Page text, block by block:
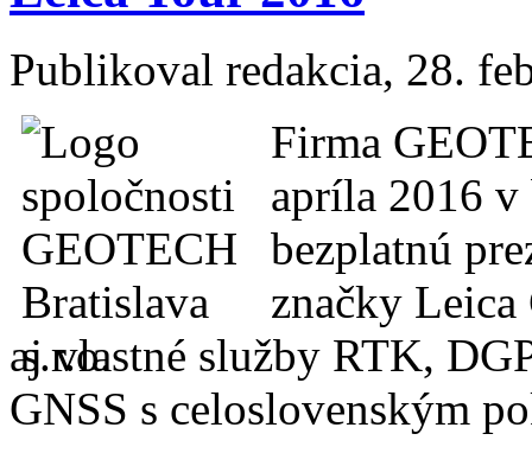
Publikoval redakcia, 28.
Firma
apríla 2016
bezplatnú
značky Leica
aj vlastné služby RTK,
GNSS s celoslovenským